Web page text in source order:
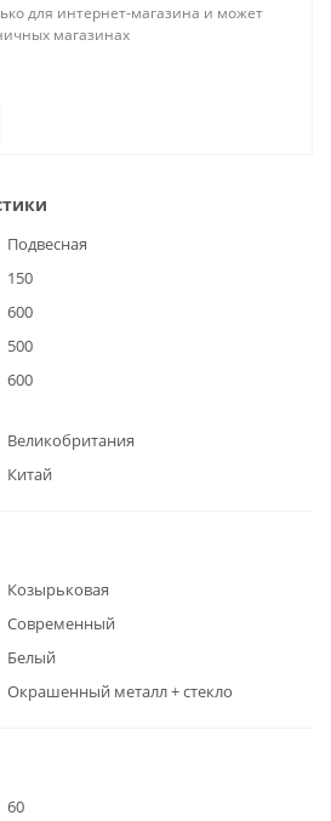
для интернет-магазина и может
магазинах
Подвесная
150
600
500
600
Великобритания
Китай
Козырьковая
Современный
Белый
Окрашенный металл + стекло
60